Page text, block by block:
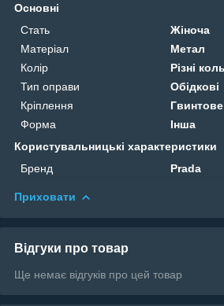
Основні
Стать
Жіноча
Матеріал
Метал
Колір
Різні
Тип оправи
Обідкові
Кріплення
Гвинтове
Форма
Інша
Користувальницькі характеристики
Бренд
Prada
Приховати
Відгуки про товар
Ще немає відгуків про цей товар